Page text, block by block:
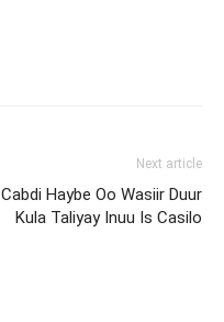
Next article
Cabdi Haybe Oo Wasiir Duur
Kula Taliyay Inuu Is Casilo